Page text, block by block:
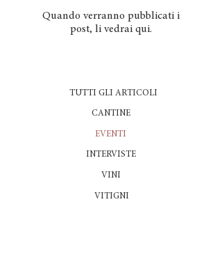
Quando verranno pubblicati i
post, li vedrai qui.
TUTTI GLI ARTICOLI
CANTINE
EVENTI
INTERVISTE
VINI
VITIGNI